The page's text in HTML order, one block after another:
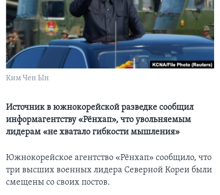
Learning English
СОЦИАЛЬНЫЕ СЕТИ
Ким Чен Ын
Источник в южнокорейской разведке сообщил
информагентству «Рёнхап», что увольняемым
лидерам «не хватало гибкости мышления»
Южнокорейское агентство «Рёнхап» сообщило, что
три высших военных лидера Северной Кореи были
смещены со своих постов.